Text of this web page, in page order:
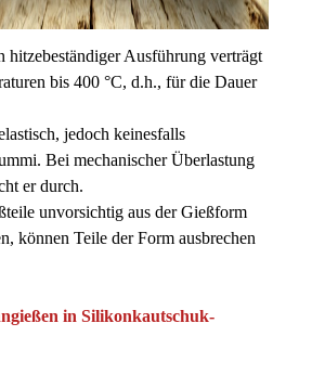
hitzebeständiger Ausführung verträgt
bis 400 °C, d.h., für die Dauer
jedoch keinesfalls
Bei mechanischer Überlastung
er durch.
unvorsichtig aus der Gießform
können Teile der Form ausbrechen
in Silikonkautschuk-